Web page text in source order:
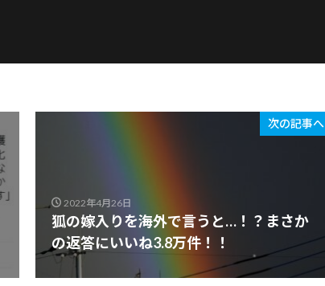
次の記事へ
2022年4月26日
狐の嫁入りを海外で言うと…！？まさか
の返答にいいね3.8万件！！